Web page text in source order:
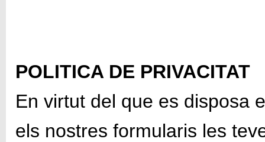
POLITICA DE PRIVACITAT
En virtut del que es disposa
els nostres formularis les